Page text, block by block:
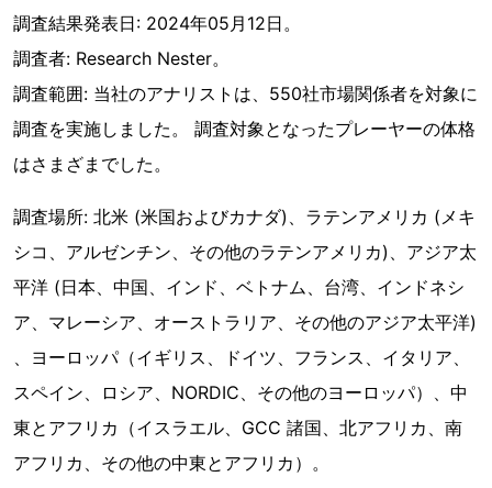
調査結果発表日: 2024年05月12日。
調査者: Research Nester。
調査範囲: 当社のアナリストは、550社市場関係者を対象に
調査を実施しました。 調査対象となったプレーヤーの体格
はさまざまでした。
調査場所: 北米 (米国およびカナダ)、ラテンアメリカ (メキ
シコ、アルゼンチン、その他のラテンアメリカ)、アジア太
平洋 (日本、中国、インド、ベトナム、台湾、インドネシ
ア、マレーシア、オーストラリア、その他のアジア太平洋)
、ヨーロッパ（イギリス、ドイツ、フランス、イタリア、
スペイン、ロシア、NORDIC、その他のヨーロッパ）、中
東とアフリカ（イスラエル、GCC 諸国、北アフリカ、南
アフリカ、その他の中東とアフリカ）。